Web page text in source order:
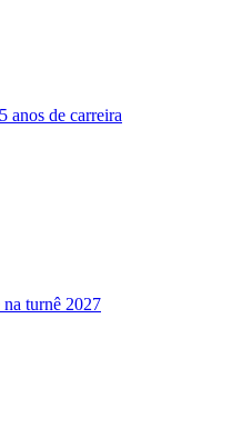
anos de carreira
turnê 2027